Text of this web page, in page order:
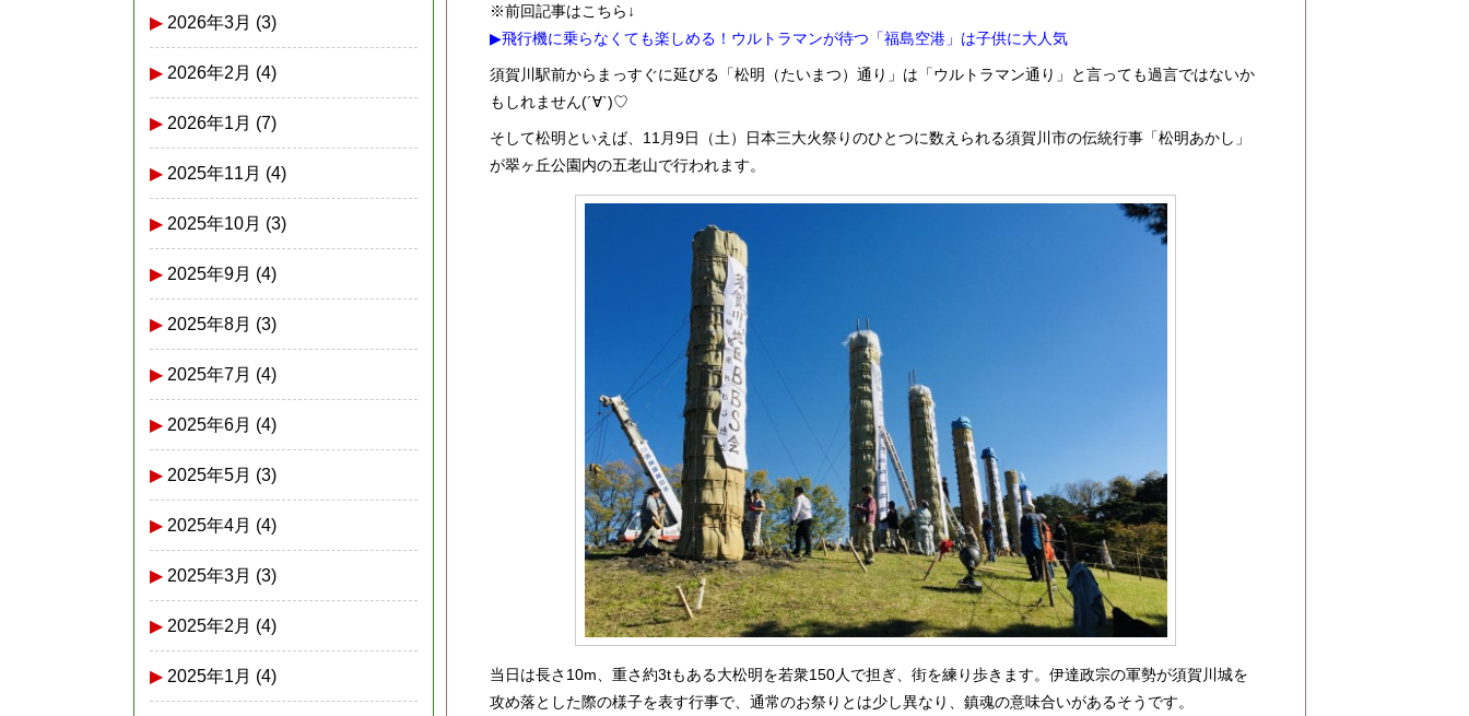
2026年3月 (3)
2026年2月 (4)
2026年1月 (7)
2025年11月 (4)
2025年10月 (3)
2025年9月 (4)
2025年8月 (3)
2025年7月 (4)
2025年6月 (4)
2025年5月 (3)
2025年4月 (4)
2025年3月 (3)
2025年2月 (4)
2025年1月 (4)
※前回記事はこちら↓
▶飛行機に乗らなくても楽しめる！ウルトラマンが待つ「福島空港」は子供に大人気
須賀川駅前からまっすぐに延びる「松明（たいまつ）通り」は「ウルトラマン通り」と言っても過言ではないか
もしれません(´∀`)♡
そして松明といえば、11月9日（土）日本三大火祭りのひとつに数えられる須賀川市の伝統行事「松明あかし」
が翠ヶ丘公園内の五老山で行われます。
当日は長さ10m、重さ約3tもある大松明を若衆150人で担ぎ、街を練り歩きます。伊達政宗の軍勢が須賀川城を
攻め落とした際の様子を表す行事で、通常のお祭りとは少し異なり、鎮魂の意味合いがあるそうです。